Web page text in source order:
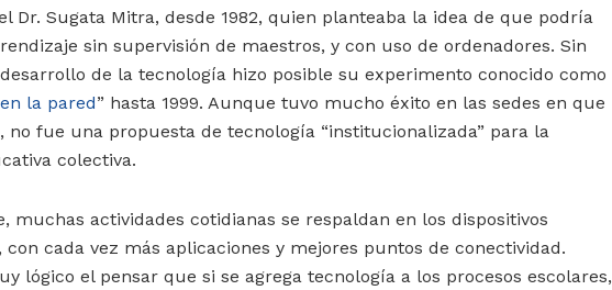
Dr. Sugata Mitra, desde 1982, quien planteaba la idea de que podría
sin supervisión de maestros, y con uso de ordenadores. Sin
de la tecnología hizo posible su experimento conocido como
la pared” hasta 1999. Aunque tuvo mucho éxito en las sedes en que
no fue una propuesta de tecnología “institucionalizada” para la
colectiva.
muchas actividades cotidianas se respaldan en los dispositivos
con cada vez más aplicaciones y mejores puntos de conectividad.
lógico el pensar que si se agrega tecnología a los procesos escolares,